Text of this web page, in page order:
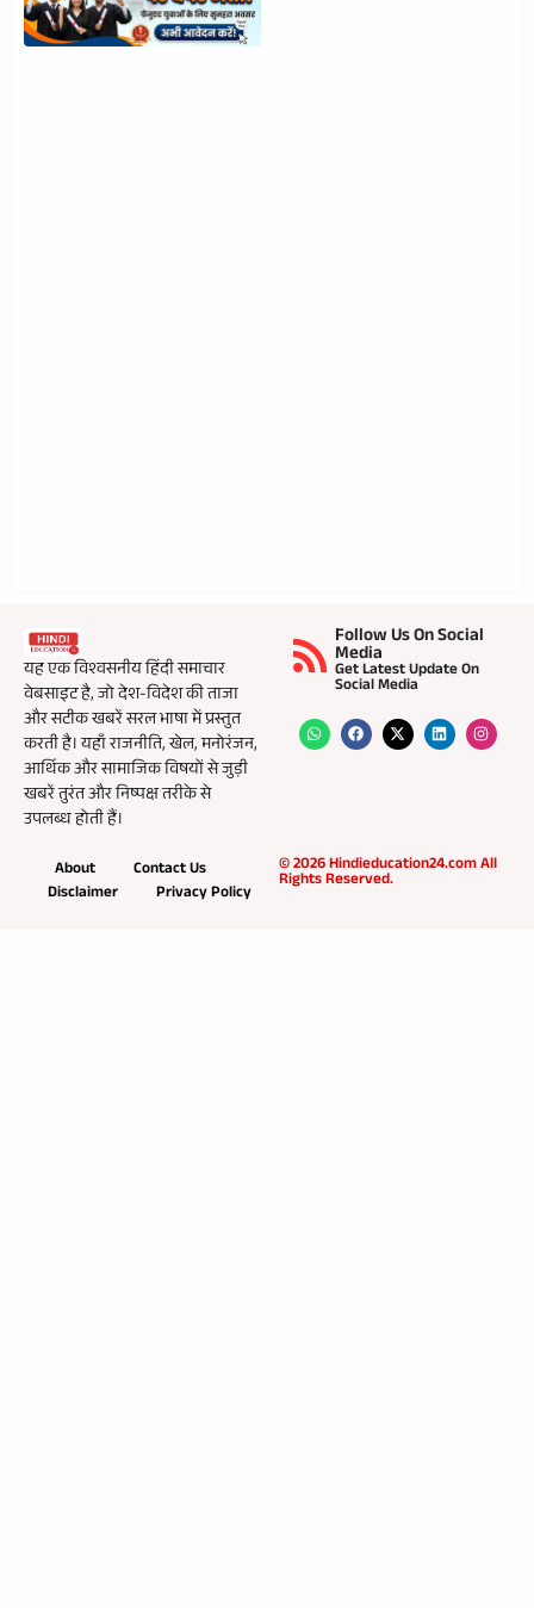
यह एक विश्वसनीय हिंदी समाचार
वेबसाइट है, जो देश-विदेश की ताजा
और सटीक खबरें सरल भाषा में प्रस्तुत
करती है। यहाँ राजनीति, खेल, मनोरंजन,
आर्थिक और सामाजिक विषयों से जुड़ी
खबरें तुरंत और निष्पक्ष तरीके से
उपलब्ध होती हैं।
Follow Us On Social
Media
Get Latest Update On
Social Media
About
Contact Us
Disclaimer
Privacy Policy
© 2026 Hindieducation24.com All
Rights Reserved.